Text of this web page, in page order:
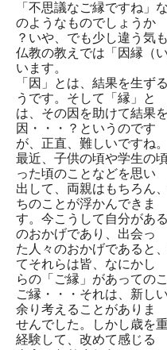
「不思議なご縁ですね」
のようなものでしょうか
？いや、でも少し違う気
仏教の教えでは「因縁（
います。
「因」とは、結果を生ず
うです。そして「縁」と
は、その因を助けて結果
因・・・？というのです
が、正直、難しいですね。
最近、子供の頃や学生の
った頃のことなどを思い
出して、両親はもちろん
ちのことが浮かんできま
す。今こうして自分があ
のおかげであり、出会っ
た人々のおかげであると
てそれらは皆、なにかし
らの「ご縁」があっての
ご縁・・・それは、新し
余り考えることがありま
せんでした。しかし歳を
経験して、改めて感じる